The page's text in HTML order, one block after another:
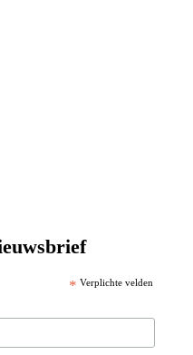
* Verplichte velden